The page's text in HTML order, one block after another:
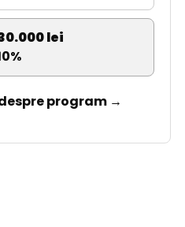
lei
program →